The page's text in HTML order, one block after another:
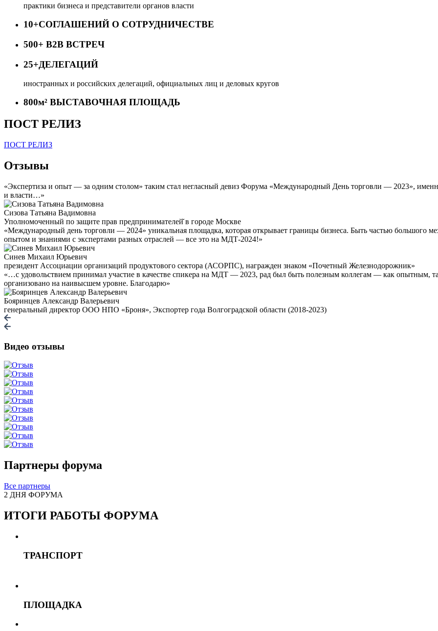
практики бизнеса и представители органов власти
10+СОГЛАШЕНИЙ О СОТРУДНИЧЕСТВЕ
500+ B2B ВСТРЕЧ
25+ДЕЛЕГАЦИЙ
иностранных и российских делегаций, официальных лиц и деловых кругов
800м² ВЫСТАВОЧНАЯ ПЛОЩАДЬ
ПОСТ РЕЛИЗ
ПОСТ РЕЛИЗ
Отзывы
«Экспертиза и опыт — за одним столом» таким стал негласный девиз Форума «Международный День торговли — 2023»,
и власти…»
Сизова Татьяна Вадимовна
Уполномоченный по защите прав предпринимателей̆ в городе Москве
«Международный день торговли — 2024» уникальная площадка, которая открывает границы бизнеса. Быть частью большого
опытом и знаниями с экспертами разных отраслей — все это на МДТ-2024!»
Синев Михаил Юрьевич
президент Ассоциации организаций продуктового сектора (АСОРПС), награжден знаком «Почетный Железнодорожник»
«…с удовольствием принимал участие в качестве спикера на МДТ — 2023, рад был быть полезным коллегам — как опытным,
организовано на наивысшем уровне. Благодарю»
Бояринцев Александр Валерьевич
генеральный директор ООО НПО «Броня», Экспортер года Волгоградской области (2018-2023)
Видео отзывы
Партнеры форума
Все партнеры
2 ДНЯ ФОРУМА
ИТОГИ РАБОТЫ ФОРУМА
ТРАНСПОРТ
ПЛОЩАДКА